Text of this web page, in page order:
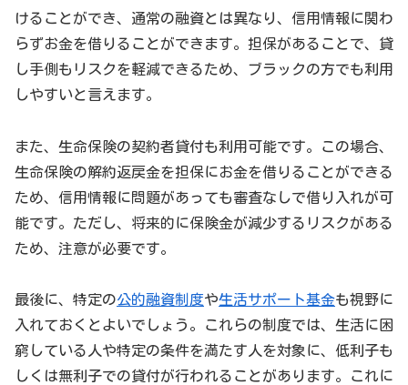
けることができ、通常の融資とは異なり、信用情報に関わ
らずお金を借りることができます。担保があることで、貸
し手側もリスクを軽減できるため、ブラックの方でも利用
しやすいと言えます。
また、生命保険の契約者貸付も利用可能です。この場合、
生命保険の解約返戻金を担保にお金を借りることができる
ため、信用情報に問題があっても審査なしで借り入れが可
能です。ただし、将来的に保険金が減少するリスクがある
ため、注意が必要です。
最後に、特定の公的融資制度や生活サポート基金も視野に
入れておくとよいでしょう。これらの制度では、生活に困
窮している人や特定の条件を満たす人を対象に、低利子も
しくは無利子での貸付が行われることがあります。これに